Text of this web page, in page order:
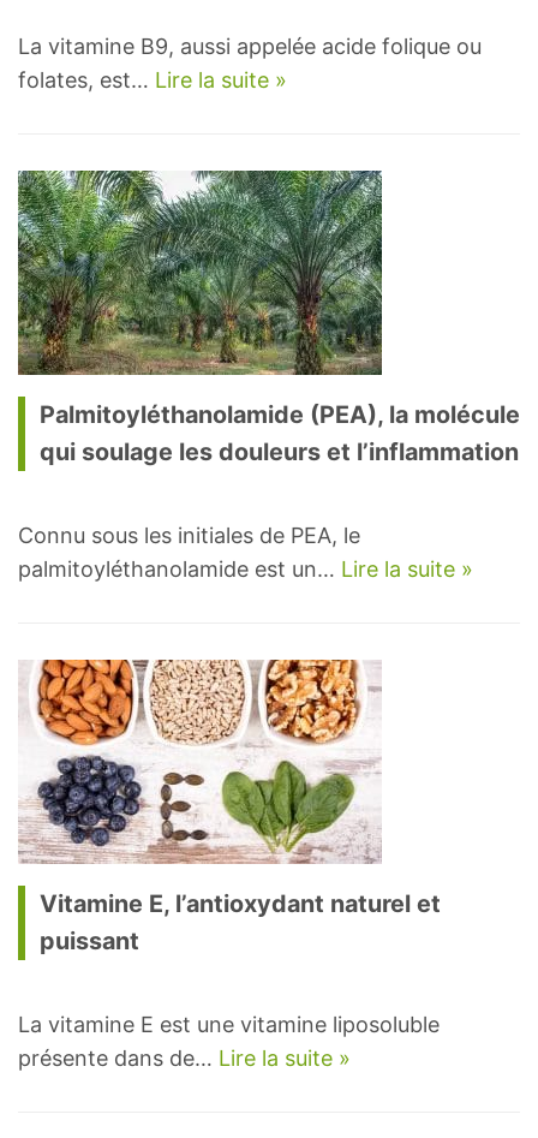
La vitamine B9, aussi appelée acide folique ou
folates, est… Lire la suite »
Palmitoyléthanolamide (PEA), la molécule
qui soulage les douleurs et l’inflammation
Connu sous les initiales de PEA, le
palmitoyléthanolamide est un… Lire la suite »
Vitamine E, l’antioxydant naturel et
puissant
La vitamine E est une vitamine liposoluble
présente dans de… Lire la suite »